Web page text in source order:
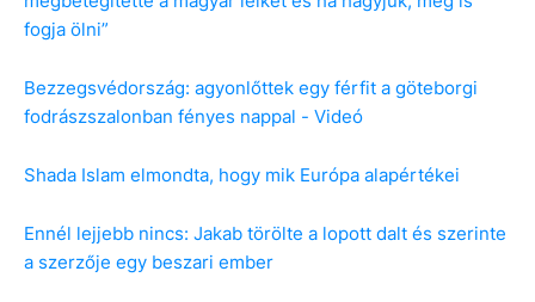
fogja ölni”
Bezzegsvédország: agyonlőttek egy férfit a göteborgi
fodrászszalonban fényes nappal - Videó
Shada Islam elmondta, hogy mik Európa alapértékei
Ennél lejjebb nincs: Jakab törölte a lopott dalt és szerinte
a szerzője egy beszari ember